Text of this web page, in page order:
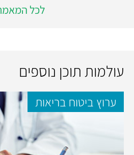
לכל
עולמות תוכן נוספים
ערוץ ביטוח בריאות